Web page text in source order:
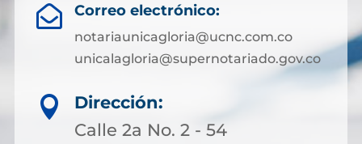
 Correo electrónico:
notariaunicagloria@ucnc.com.co
unicalagloria@supernotariado.gov.co

Dirección:
Calle 2a No. 2 - 54